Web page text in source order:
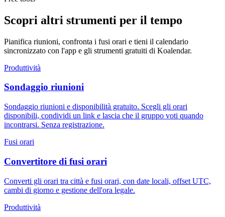
Scopri altri strumenti per il tempo
Pianifica riunioni, confronta i fusi orari e tieni il calendario
sincronizzato con l'app e gli strumenti gratuiti di Koalendar.
Produttività
Sondaggio riunioni
Sondaggio riunioni e disponibilità gratuito. Scegli gli orari
disponibili, condividi un link e lascia che il gruppo voti quando
incontrarsi. Senza registrazione.
Fusi orari
Convertitore di fusi orari
Converti gli orari tra città e fusi orari, con date locali, offset UTC,
cambi di giorno e gestione dell'ora legale.
Produttività